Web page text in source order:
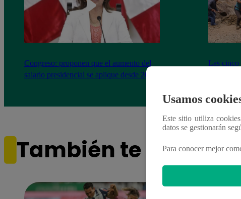
Congreso: proponen que el aumento del
salario presidencial se aplique desde 2026
Las cinco
También te puede
Usamos
Este sitio utiliza
datos se gestionarán
Para conocer mejor